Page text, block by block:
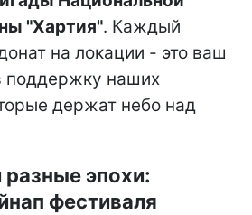
"Хартия". Каждый
на локации - это ваш
поддержку наших
держат небо над
эпохи:
фестиваля